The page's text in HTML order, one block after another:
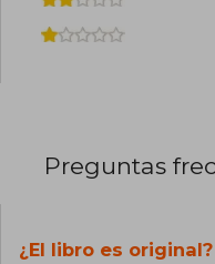
Preguntas
¿El libro es original?